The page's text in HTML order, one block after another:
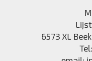
6573 XL
Tel: